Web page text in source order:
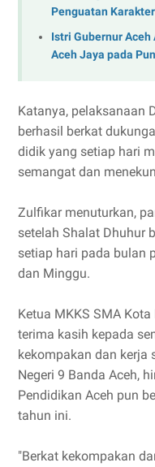
Penguatan
Istri Gubernur Aceh
Aceh Jaya pada
Katanya, pelaksanaan
berhasil berkat
didik yang setiap hari
semangat dan
Zulfikar menuturkan,
setelah Shalat Dhuhur
setiap hari pada bulan
dan Minggu.
Ketua MKKS SMA
terima kasih kepada
kekompakan dan kerja
Negeri 9 Banda Aceh,
Pendidikan Aceh pun
tahun ini.
"Berkat kekompakan